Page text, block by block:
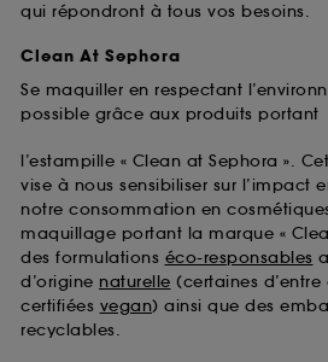
qui répondront à tous vos besoins.
Clean At Sephora
Se maquiller en respectant
possible grâce aux produits portant
l’estampille « Clean at Sephora ».
vise à nous sensibiliser sur l’impact
notre consommation en
maquillage portant la marque «
des formulations éco-responsables
d’origine naturelle (certaines
certifiées vegan) ainsi que des
recyclables.